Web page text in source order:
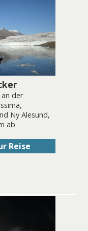
der
Ny Alesund,
ab
Reise